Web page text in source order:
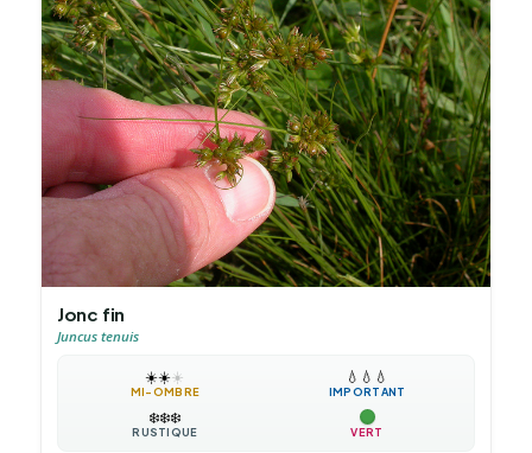
Jonc fin
Juncus tenuis
☀️☀️☀️
MI-OMBRE
💧 💧 💧
IMPORTANT
❄️❄️❄️
RUSTIQUE VERT